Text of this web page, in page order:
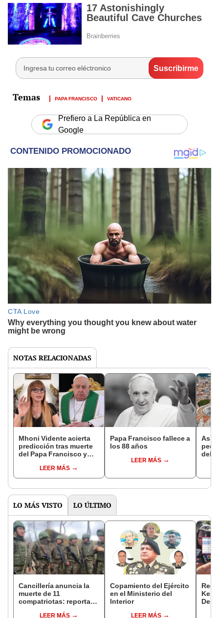
PAPA FRANCISCO VATICANO
Prefiero a La República en
Google
NOTAS RELACIONADAS
Mhoni Vidente acierta
predicción tras muerte
del Papa Francisco y
Padre "saldrá de Italia o
de México"
LEER MÁS
Papa Francisco fallece a
los 88 años
LEER MÁS
Así
del
de
LO MÁS VISTO LO ÚLTIMO
Cancillería anuncia la
muerte de 11
compatriotas: reportan
LEER MÁS
Copamiento del Ejército
en el Ministerio del
Interior
LEER MÁS